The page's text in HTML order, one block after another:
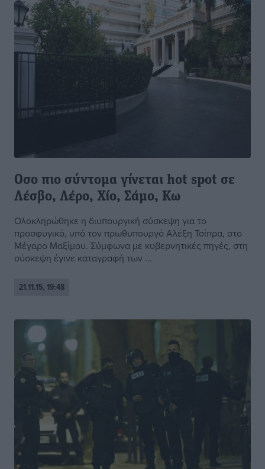
Οσο πιο σύντομα γίνεται hot spot σε
Λέσβο, Λέρο, Χίο, Σάμο, Κω
Ολοκληρώθηκε η διυπουργική σύσκεψη για το
προσφυγικό, υπό τον πρωθυπουργό Αλέξη Τσίπρα, στο
Μέγαρο Μαξίμου. Σύμφωνα με κυβερνητικές πηγές, στη
σύσκεψη έγινε καταγραφή των ...
21.11.15, 19:48